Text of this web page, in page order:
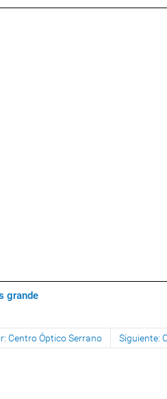
grande
Centro Óptico Serrano Siguiente: